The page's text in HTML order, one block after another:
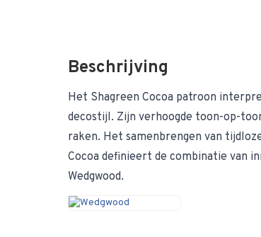
Beschrijving
Het Shagreen Cocoa patroon
decostijl. Zijn verhoogde toon-op-
raken. Het samenbrengen van
Cocoa definieert de combinatie van
Wedgwood.